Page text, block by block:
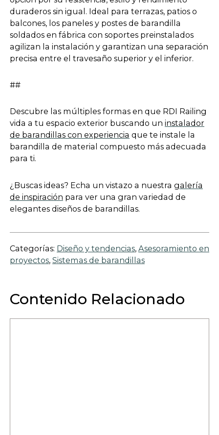
e
n
s
i
n
t
a
b
duraderos sin igual. Ideal para terrazas, patios o
balcones, los paneles y postes de barandilla
soldados en fábrica con soportes preinstalados
agilizan la instalación y garantizan una separación
precisa entre el travesaño superior y el inferior.
##
Descubre las múltiples formas en que RDI Railing
vida a tu espacio exterior buscando un instalador
de barandillas con experiencia o
p
s
i
n
w
t
que te instale la
barandilla de material compuesto más adecuada
para ti.
¿Buscas ideas? Echa un vistazo a nuestra galería
de inspiración o
p
n
s
i
n
e
para ver una gran variedad de
elegantes diseños de barandillas.
Categorías: Diseño y tendencias, Asesoramiento en
proyectos, Sistemas de barandillas
Contenido Relacionado